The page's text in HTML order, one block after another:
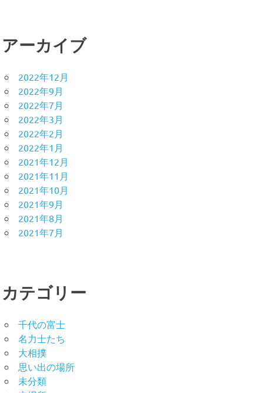
アーカイブ
2022年12月
2022年9月
2022年7月
2022年3月
2022年2月
2022年1月
2021年12月
2021年11月
2021年10月
2021年9月
2021年8月
2021年7月
カテゴリー
千代の富士
名力士たち
大相撲
思い出の場所
未分類